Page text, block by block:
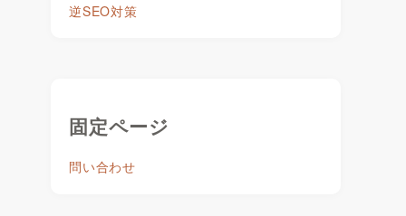
逆SEO対策
固定ページ
問い合わせ